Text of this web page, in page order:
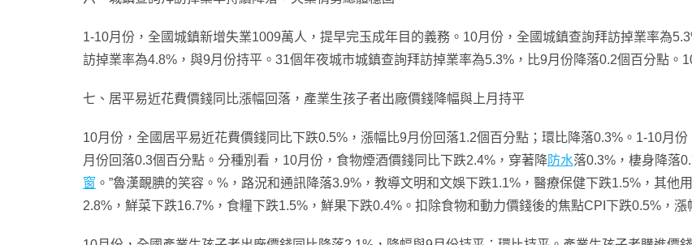
1-10月份，全國城鎮新增失業1009萬人，提早完玉成年目的義務。10月份，全國城鎮查詢拜訪掉業率為
訪掉業率為4.8%，與9月份持平。31個年夜城市城鎮查詢拜訪掉業率為5.3%，比9月份降落0.2個百分點。
七、居平易近花費價錢同比漲幅回落，產業生孩子者出廠價錢降幅與上月持平
10月份，全國居平易近花費價錢同比下跌0.5%，漲幅比9月份回落1.2個百分點；環比降落0.3%。1-10月
月份回落0.3個百分點。分種別看，10月份，食物煙酒價錢同比下跌2.4%，穿著降防水落0.3%，棲身降落
窗 。”魯漢靦腆的笑容。%，路況和通訊降落3.9%，教導文明和文娛下跌1.1%，醫療保健下跌1.5%，其他
2.8%，鮮菜下跌16.7%，食糧下跌1.5%，鮮果下跌0.4%。扣除食物和動力價錢後的焦點CPI下跌0.5%，漲